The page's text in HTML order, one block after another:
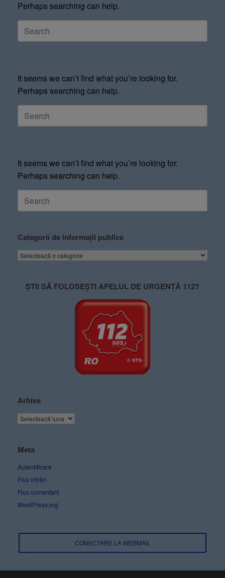
Perhaps searching can help.
It seems we can’t find what you’re looking for.
Perhaps searching can help.
It seems we can’t find what you’re looking for.
Perhaps searching can help.
Categorii de informații publice
ȘTII SĂ FOLOSEȘTI APELUL DE URGENȚĂ 112?
Arhive
Meta
Autentificare
Flux intrări
Flux comentarii
WordPress.org
CONECTARE LA WEBMAIL